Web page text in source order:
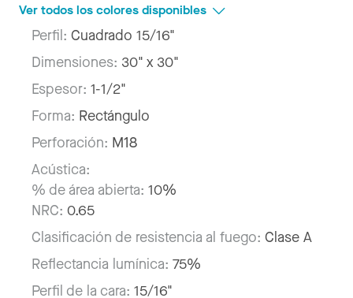
Ver todos los colores disponibles
Perfil: Cuadrado 15/16"
Dimensiones: 30" x 30"
Espesor: 1-1/2"
Forma: Rectángulo
Perforación: M18
Acústica:
% de área abierta: 10%
NRC: 0.65
Clasificación de resistencia al fuego: Clase A
Reflectancia lumínica: 75%
Perfil de la cara: 15/16"